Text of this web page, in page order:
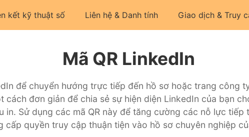
kết kỹ thuật số Liên hệ & Danh tính Giao dịch & Truy
Mã QR LinkedIn
để chuyển hướng trực tiếp đến hồ sơ hoặc trang công
cách đơn giản để chia sẻ sự hiện diện LinkedIn của bạn
in. Sử dụng các mã QR này để tăng cường các nỗ lực tiếp
cấp quyền truy cập thuận tiện vào hồ sơ chuyên nghiệp